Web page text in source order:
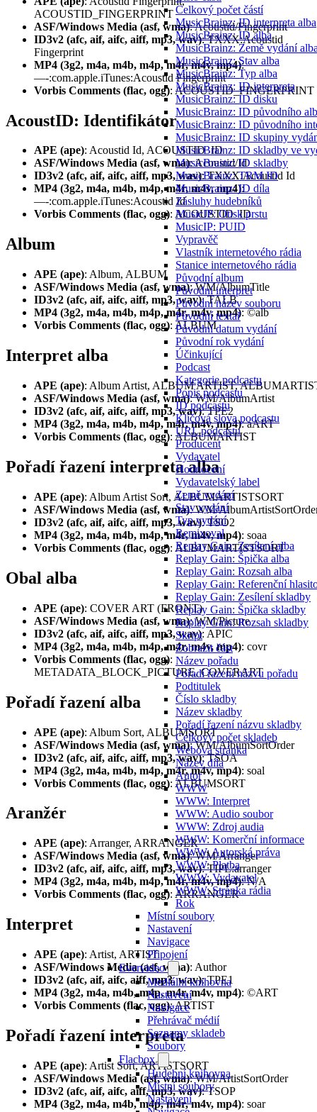
Celkový počet částí
MusicBrainz: ID interpreta alba
MusicBrainz: ID alba
MusicBrainz: Země vydání
MusicBrainz: Stav alba
MusicBrainz: Typ alba
MusicBrainz: ID interpreta
MusicBrainz: ID disku
MusicBrainz: ID původního
MusicBrainz: ID původního
MusicBrainz: ID skupiny
MusicBrainz: ID skladby ve
MusicBrainz: ID skladby
MusicBrainz: TRM ID
MusicBrainz: ID díla
Zásluhy hudebníků
MusicIP: Otisk prstu
MusicIP: PUID
Vypravěč
Vlastník internetového rádia
Stanice internetového rádia
Původní album
Původní interpret
Původní název souboru
Původní textař
Původní datum vydání
Původní rok vydání
Účinkující
Podcast
Kategorie podcastu
Popis podcastu
ID podcastu
Klíčová slova podcastu
URL podcastu
Producent
Vydavatel
Hodnocení
Vydavatelský label
Země vydání
Stav vydání
Typ vydání
Remixoval
Replay Gain: Zesílení alba
Replay Gain: Špička alba
Replay Gain: Rozsah alba
Replay Gain: Referenční
Replay Gain: Zesílení skladby
Replay Gain: Špička skladby
Replay Gain: Rozsah skladby
Skript
Zobrazit část
Název pořadu
Pořadí řazení názvu pořadu
Podtitulek
Číslo skladby
Název skladby
Pořadí řazení názvu skladby
Celkový počet skladeb
Webová stránka
Název díla
Autor
WWW
WWW: Interpret
WWW: Audio soubor
WWW: Zdroj audia
WWW: Komerční informace
WWW: Autorská práva
WWW: Platba
WWW: Vydavatel
WWW: Stránka rádia
Rok
Místní soubory
Nastavení
Navigace
Připojení
Evervideo
Mediální knihovna
Nastavení
Navigace
Přehrávač médií
Seznamy skladeb
Soubory
Flacbox
Hudební knihovna
Místní soubory
Nastavení
ACOUSTID_FINGERPRINT
ASF/Windows Media (asf, wma): Acoustid/Fingerprint
ID3v2 (afc, aif, aifc, aiff, mp3, wav): TXXX:Acoustid
Fingerprint
MP4 (3g2, m4a, m4b, m4p, m4r, m4v, mp4):
—-:com.apple.iTunes:Acoustid Fingerprint
Vorbis Comments (flac, ogg): ACOUSTID_FINGERPRINT
AcoustID: Identifikátor
APE (ape): Acoustid Id, ACOUSTID_ID
ASF/Windows Media (asf, wma): Acoustid/Id
ID3v2 (afc, aif, aifc, aiff, mp3, wav): TXXX:Acoustid Id
MP4 (3g2, m4a, m4b, m4p, m4r, m4v, mp4):
—-:com.apple.iTunes:Acoustid Id
Vorbis Comments (flac, ogg): ACOUSTID_ID
Album
APE (ape): Album, ALBUM
ASF/Windows Media (asf, wma): WM/AlbumTitle
ID3v2 (afc, aif, aifc, aiff, mp3, wav): TALB
MP4 (3g2, m4a, m4b, m4p, m4r, m4v, mp4): ©alb
Vorbis Comments (flac, ogg): ALBUM
Interpret alba
APE (ape): Album Artist, ALBUM ARTIST,
ASF/Windows Media (asf, wma): WM/AlbumArtist
ID3v2 (afc, aif, aifc, aiff, mp3, wav): TPE2
MP4 (3g2, m4a, m4b, m4p, m4r, m4v, mp4): aART
Vorbis Comments (flac, ogg): ALBUMARTIST
Pořadí řazení interpreta alba
APE (ape): Album Artist Sort, ALBUMARTISTSORT
ASF/Windows Media (asf, wma): WM/
ID3v2 (afc, aif, aifc, aiff, mp3, wav): TSO2
MP4 (3g2, m4a, m4b, m4p, m4r, m4v, mp4): soaa
Vorbis Comments (flac, ogg): ALBUMARTISTSORT
Obal alba
APE (ape): COVER ART (FRONT)
ASF/Windows Media (asf, wma): WM/Picture
ID3v2 (afc, aif, aifc, aiff, mp3, wav): APIC
MP4 (3g2, m4a, m4b, m4p, m4r, m4v, mp4): covr
Vorbis Comments (flac, ogg):
METADATA_BLOCK_PICTURE, COVERART
Pořadí řazení alba
APE (ape): Album Sort, ALBUMSORT
ASF/Windows Media (asf, wma): WM/AlbumSortOrder
ID3v2 (afc, aif, aifc, aiff, mp3, wav): TSOA
MP4 (3g2, m4a, m4b, m4p, m4r, m4v, mp4): soal
Vorbis Comments (flac, ogg): ALBUMSORT
Aranžér
APE (ape): Arranger, ARRANGER
ASF/Windows Media (asf, wma): WM/Arranger
ID3v2 (afc, aif, aifc, aiff, mp3, wav): TIPL:arranger
MP4 (3g2, m4a, m4b, m4p, m4r, m4v, mp4): N/A
Vorbis Comments (flac, ogg): ARRANGER
Interpret
APE (ape): Artist, ARTIST
ASF/Windows Media (asf, wma): Author
ID3v2 (afc, aif, aifc, aiff, mp3, wav): TPE1
MP4 (3g2, m4a, m4b, m4p, m4r, m4v, mp4): ©ART
Vorbis Comments (flac, ogg): ARTIST
Pořadí řazení interpreta
APE (ape): Artist Sort, ARTISTSORT
ASF/Windows Media (asf, wma): WM/ArtistSortOrder
ID3v2 (afc, aif, aifc, aiff, mp3, wav): TSOP
MP4 (3g2, m4a, m4b, m4p, m4r, m4v, mp4): soar